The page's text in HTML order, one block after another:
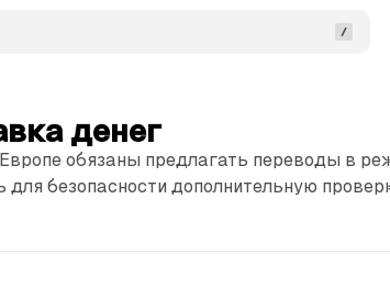
денег
обязаны предлагать переводы в
безопасности дополнительную